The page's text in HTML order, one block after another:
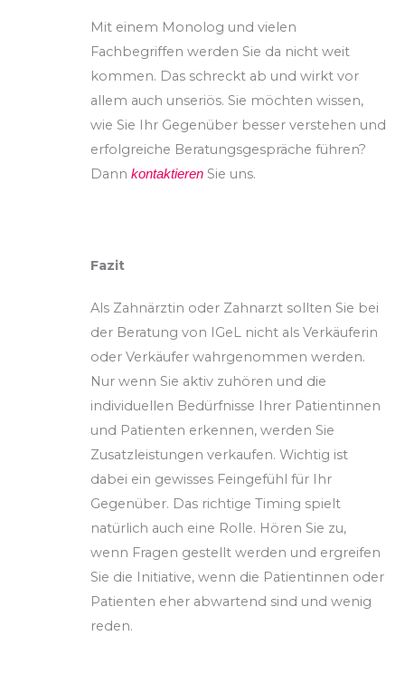
Mit einem Monolog und vielen
Fachbegriffen werden Sie da nicht weit
kommen. Das schreckt ab und wirkt vor
allem auch unseriös. Sie möchten wissen,
wie Sie Ihr Gegenüber besser verstehen und
erfolgreiche Beratungsgespräche führen?
Dann kontaktieren Sie uns.
Fazit
Als Zahnärztin oder Zahnarzt sollten Sie bei
der Beratung von IGeL nicht als Verkäuferin
oder Verkäufer wahrgenommen werden.
Nur wenn Sie aktiv zuhören und die
individuellen Bedürfnisse Ihrer Patientinnen
und Patienten erkennen, werden Sie
Zusatzleistungen verkaufen. Wichtig ist
dabei ein gewisses Feingefühl für Ihr
Gegenüber. Das richtige Timing spielt
natürlich auch eine Rolle. Hören Sie zu,
wenn Fragen gestellt werden und ergreifen
Sie die Initiative, wenn die Patientinnen oder
Patienten eher abwartend sind und wenig
reden.